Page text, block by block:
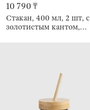
10 790 ₸
Стакан, 400 мл, 2 шт, с
золотистым кантом,